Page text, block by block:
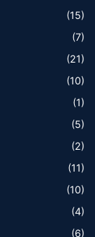
(15)
(7)
(21)
(10)
(1)
(5)
(2)
(11)
(10)
(4)
(6)